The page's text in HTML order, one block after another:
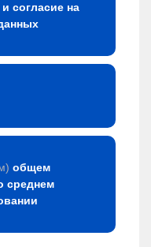
согласие на
общем
среднем